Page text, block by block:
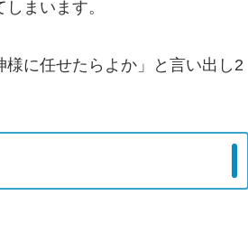
まいます。
に任せたらよか」と言い出し2